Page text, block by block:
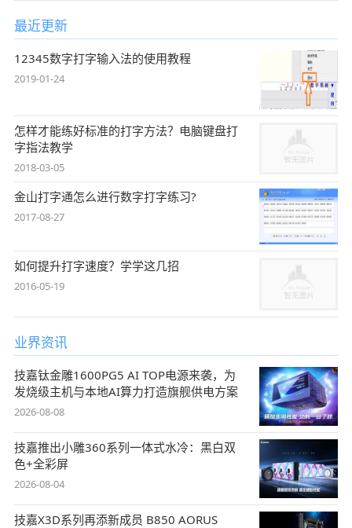
最近更新
12345数字打字输入法的使用教程
2019-01-24
怎样才能练好标准的打字方法？电脑键盘打
字指法教学
2018-03-05
金山打字通怎么进行数字打字练习?
2017-08-27
如何提升打字速度？学学这几招
2016-05-19
业界资讯
技嘉钛金雕1600PG5 AI TOP电源来袭，为
发烧级主机与本地AI算力打造旗舰供电方案
2026-08-08
技嘉推出小雕360系列一体式水冷：黑白双
色+全彩屏
2026-08-04
技嘉X3D系列再添新成员 B850 AORUS